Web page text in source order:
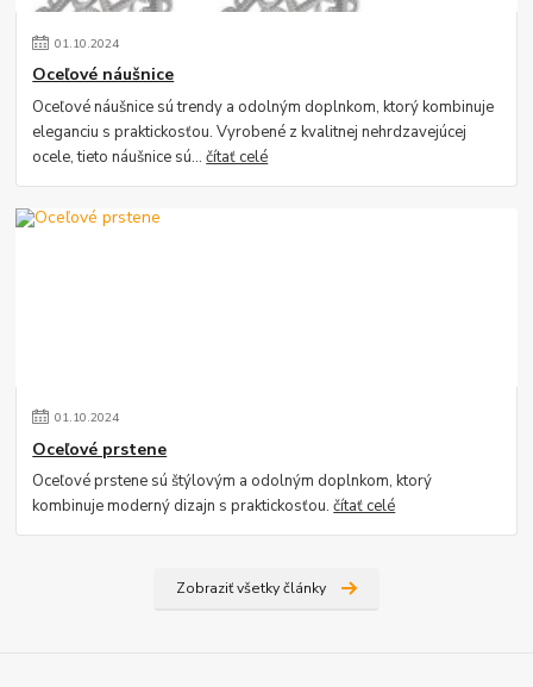
01.10.2024
Oceľové náušnice
Oceľové náušnice sú trendy a odolným doplnkom, ktorý kombinuje
eleganciu s praktickosťou. Vyrobené z kvalitnej nehrdzavejúcej
ocele, tieto náušnice sú...čítať celé
01.10.2024
Oceľové prstene
Oceľové prstene sú štýlovým a odolným doplnkom, ktorý
kombinuje moderný dizajn s praktickosťou.čítať celé
Zobraziť všetky články